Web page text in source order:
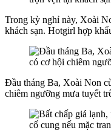
Trong kỳ nghỉ này, Xoài
khách sạn. Hotgirl hợp
Đầu tháng Ba, Xoài Non
chiêm ngưỡng mưa tuyết